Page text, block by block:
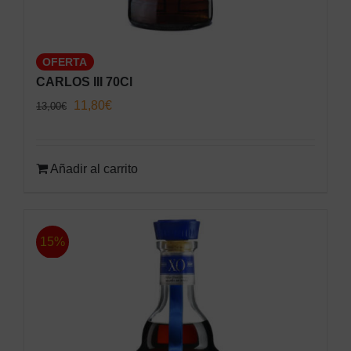
OFERTA
CARLOS III 70Cl
13,00€
El
era:
11,80€
es:
Añadir al carrito
15%